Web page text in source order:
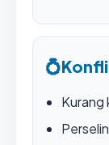
💍
Kurang